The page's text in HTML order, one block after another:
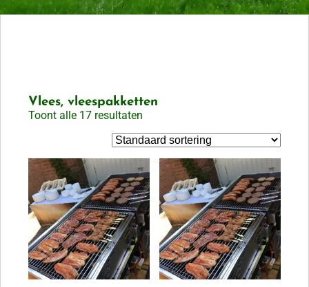
Vlees, vleespakketten
Toont alle 17 resultaten